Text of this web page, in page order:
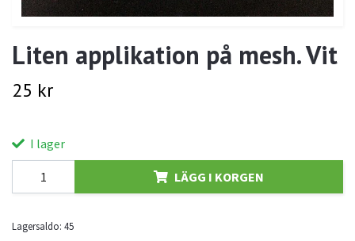
Liten applikation på mesh. Vit
25 kr
I lager
LÄGG I KORGEN
Lagersaldo: 45